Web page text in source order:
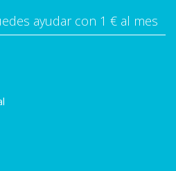
ayudar con 1 € al mes